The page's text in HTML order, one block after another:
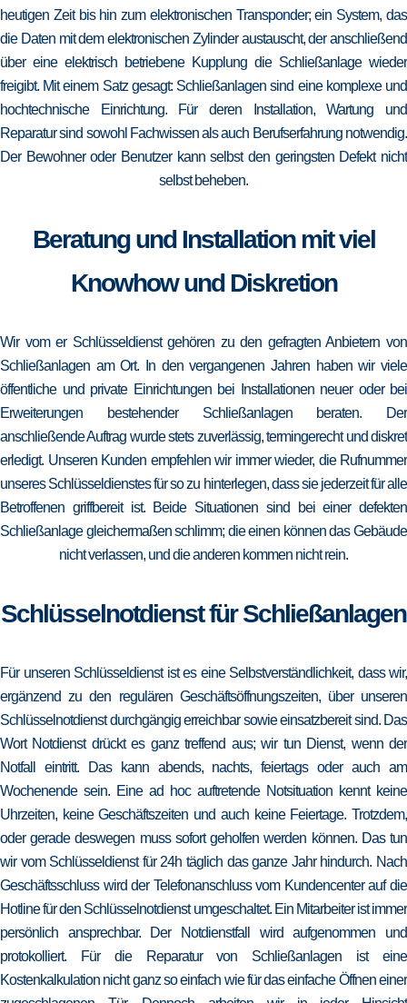
heutigen Zeit bis hin zum elektronischen Transponder; ein System, das
die Daten mit dem elektronischen Zylinder austauscht, der anschließend
über eine elektrisch betriebene Kupplung die Schließanlage wieder
freigibt. Mit einem Satz gesagt: Schließanlagen sind eine komplexe und
hochtechnische Einrichtung. Für deren Installation, Wartung und
Reparatur sind sowohl Fachwissen als auch Berufserfahrung notwendig.
Der Bewohner oder Benutzer kann selbst den geringsten Defekt nicht
selbst beheben.
Beratung und Installation mit viel
Knowhow und Diskretion
Wir vom er Schlüsseldienst gehören zu den gefragten Anbietern von
Schließanlagen am Ort. In den vergangenen Jahren haben wir viele
öffentliche und private Einrichtungen bei Installationen neuer oder bei
Erweiterungen bestehender Schließanlagen beraten. Der
anschließende Auftrag wurde stets zuverlässig, termingerecht und diskret
erledigt. Unseren Kunden empfehlen wir immer wieder, die Rufnummer
unseres Schlüsseldienstes für so zu hinterlegen, dass sie jederzeit für alle
Betroffenen griffbereit ist. Beide Situationen sind bei einer defekten
Schließanlage gleichermaßen schlimm; die einen können das Gebäude
nicht verlassen, und die anderen kommen nicht rein.
Schlüsselnotdienst für Schließanlagen
Für unseren Schlüsseldienst ist es eine Selbstverständlichkeit, dass wir,
ergänzend zu den regulären Geschäftsöffnungszeiten, über unseren
Schlüsselnotdienst durchgängig erreichbar sowie einsatzbereit sind. Das
Wort Notdienst drückt es ganz treffend aus; wir tun Dienst, wenn der
Notfall eintritt. Das kann abends, nachts, feiertags oder auch am
Wochenende sein. Eine ad hoc auftretende Notsituation kennt keine
Uhrzeiten, keine Geschäftszeiten und auch keine Feiertage. Trotzdem,
oder gerade deswegen muss sofort geholfen werden können. Das tun
wir vom Schlüsseldienst für 24h täglich das ganze Jahr hindurch. Nach
Geschäftsschluss wird der Telefonanschluss vom Kundencenter auf die
Hotline für den Schlüsselnotdienst umgeschaltet. Ein Mitarbeiter ist immer
persönlich ansprechbar. Der Notdienstfall wird aufgenommen und
protokolliert. Für die Reparatur von Schließanlagen ist eine
Kostenkalkulation nicht ganz so einfach wie für das einfache Öffnen einer